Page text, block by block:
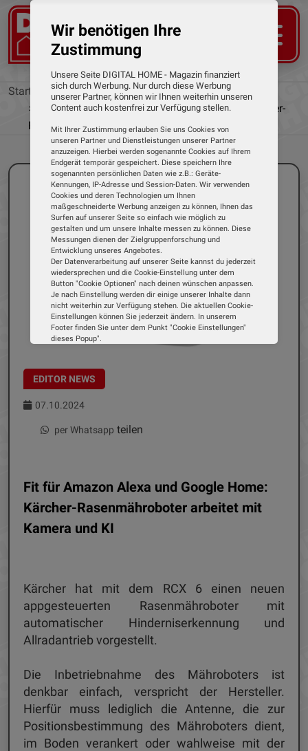
Startseite
News
Fit für Amazon Alexa und Google Home: Kärcher-
Rasenmähroboter arbeitet mit Kamera und KI
EDITOR NEWS
07.10.2024
per Whatsapp teilen
Fit für Amazon Alexa und Google Home:
Kärcher-Rasenmähroboter arbeitet mit
Kamera und KI
Kärcher hat mit dem RCX 6 einen neuen
appgesteuerten Rasenmähroboter mit
automatischer Hinderniserkennung und
Allradantrieb vorgestellt.
Die Inbetriebnahme des Mähroboters ist
denkbar einfach, verspricht der Hersteller.
Hierfür muss lediglich die Antenne, die zur
Positionsbestimmung des Mähroboters dient,
im Boden verankert oder wahlweise mit der
Wir benötigen Ihre
Zustimmung
Unsere Seite DIGITAL HOME - Magazin finanziert
sich durch Werbung. Nur durch diese Werbung
unserer Partner, können wir Ihnen weiterhin unseren
Content auch kostenfrei zur Verfügung stellen.
Mit Ihrer Zustimmung erlauben Sie uns Cookies von
unseren Partner und Dienstleistungen unserer Partner
anzuzeigen. Hierbei werden sogenannte Cookies auf Ihrem
Endgerät temporär gespeichert. Diese speichern Ihre
sogenannten persönlichen Daten wie z.B.: Geräte-
Kennungen, IP-Adresse und Session-Daten. Wir verwenden
Cookies und deren Technologien um Ihnen
maßgeschneiderte Werbung anzeigen zu können, Ihnen das
Surfen auf unserer Seite so einfach wie möglich zu
gestalten und um unsere Inhalte messen zu können. Diese
Messungen dienen der Zielgruppenforschung und
Entwicklung unseres Angebotes.
Der Datenverarbeitung auf unserer Seite kannst du jederzeit
wiedersprechen und die Cookie-Einstellung unter dem
Button "Cookie Optionen" nach deinen wünschen anpassen.
Je nach Einstellung werden dir einige unserer Inhalte dann
nicht weiterhin zur Verfügung stehen. Die aktuellen Cookie-
Einstellungen können Sie jederzeit ändern. In unserem
Footer finden Sie unter dem Punkt "Cookie Einstellungen"
dieses Popup".
darüber, wie wir Cookies verwenden und wie Sie Ihre
Einstellungen ändern können.
Cookie Optionen